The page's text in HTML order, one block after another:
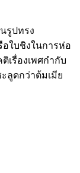
รูปทรง
ใบชิงในการห่อ
เรื่องเพศกำกับ
ลูดกว่าต้มเมีย